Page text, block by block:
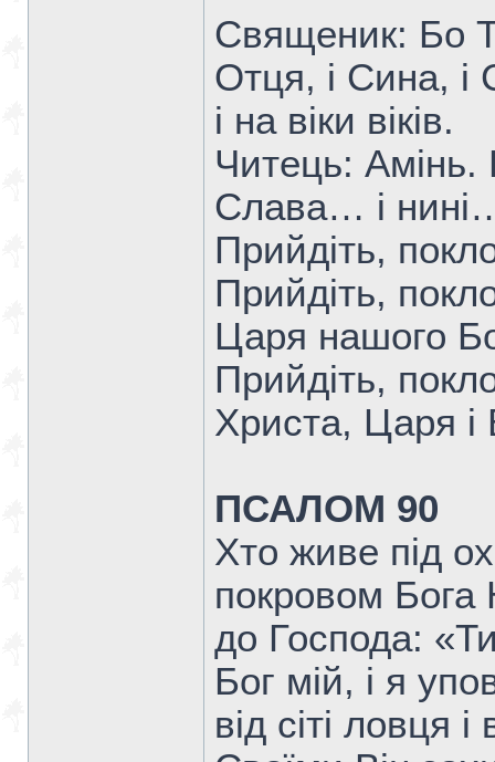
Священик: Бо
Отця, і Сина, і
i на вiки віків.
Читець: Амiнь.
Слава… i
Прийдiть,
Прийдiть,
Царя нашого
Прийдiть,
Христа, Царя i
ПСАЛОМ 90
Хто живе під
покровом Бога
до Господа:
Бог мій, і я
від сіті ловця